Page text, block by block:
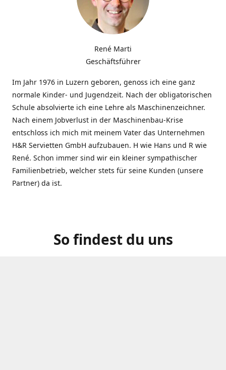
René Marti
Geschäftsführer
Im Jahr 1976 in Luzern geboren, genoss ich eine ganz
normale Kinder- und Jugendzeit. Nach der obligatorischen
Schule absolvierte ich eine Lehre als Maschinenzeichner.
Nach einem Jobverlust in der Maschinenbau-Krise
entschloss ich mich mit meinem Vater das Unternehmen
H&R Servietten GmbH aufzubauen. H wie Hans und R wie
René. Schon immer sind wir ein kleiner sympathischer
Familienbetrieb, welcher stets für seine Kunden (unsere
Partner) da ist.
So findest du uns